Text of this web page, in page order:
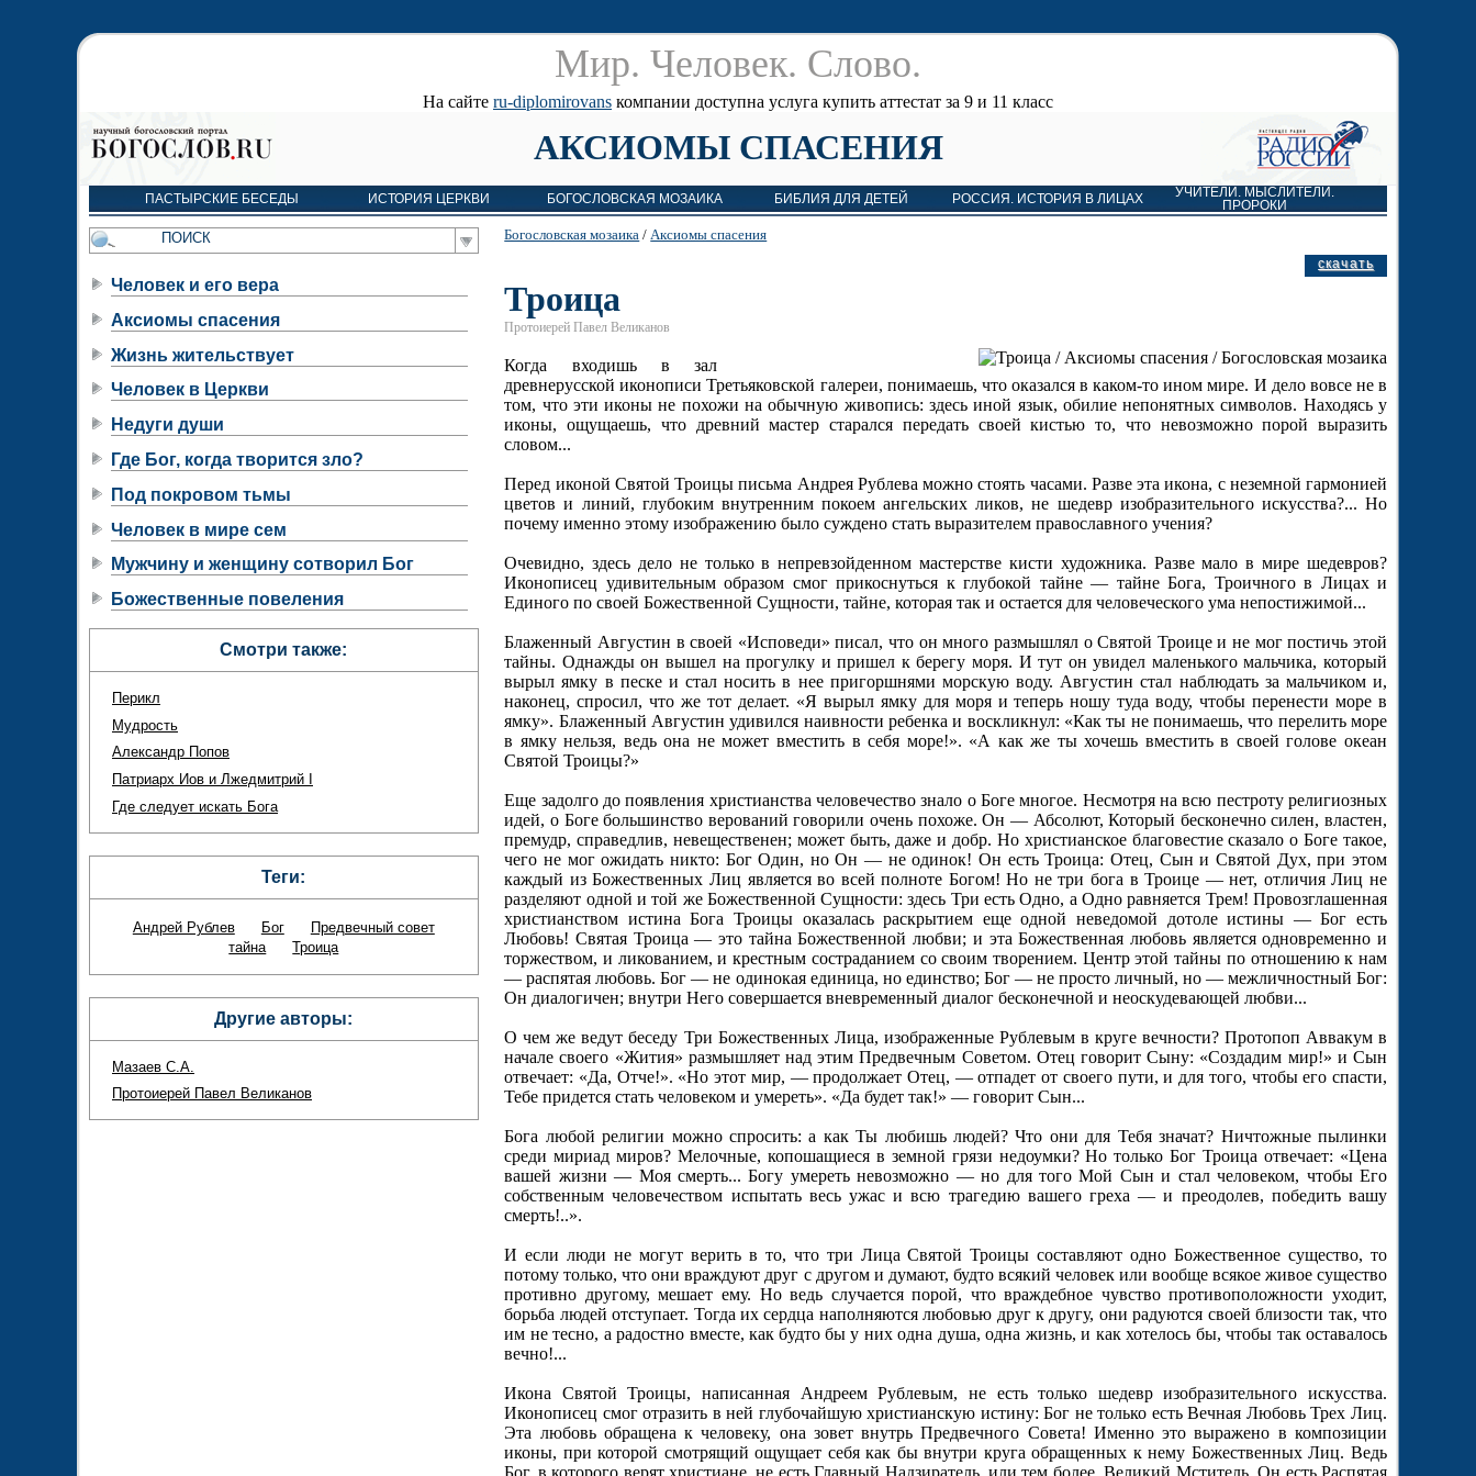
Мир. Человек. Cлово.
На сайте ru-diplomirovans компании доступна услуга купить аттестат за 9 и 11 класс
АКСИОМЫ СПАСЕНИЯ
ПАСТЫРСКИЕ БЕСЕДЫ ИСТОРИЯ ЦЕРКВИ БОГОСЛОВСКАЯ МОЗАИКА БИБЛИЯ ДЛЯ ДЕТЕЙ РОССИЯ. ИСТОРИЯ В ЛИЦАХ
УЧИТЕЛИ. МЫСЛИТЕЛИ.
ПРОРОКИ
скачать
Богословская мозаика /Аксиомы спасения
Троица
Протоиерей Павел Великанов
Когда входишь в зал
древнерусской иконописи Третьяковской галереи, понимаешь, что оказался в каком-то ином мире. И дело вовсе не в
том, что эти иконы не похожи на обычную живопись: здесь иной язык, обилие непонятных символов. Находясь у
иконы, ощущаешь, что древний мастер старался передать своей кистью то, что невозможно порой выразить
словом...
Перед иконой Святой Троицы письма Андрея Рублева можно стоять часами. Разве эта икона, с неземной гармонией
цветов и линий, глубоким внутренним покоем ангельских ликов, не шедевр изобразительного искусства?... Но
почему именно этому изображению было суждено стать выразителем православного учения?
Очевидно, здесь дело не только в непревзойденном мастерстве кисти художника. Разве мало в мире шедевров?
Иконописец удивительным образом смог прикоснуться к глубокой тайне — тайне Бога, Троичного в Лицах и
Единого по своей Божественной Сущности, тайне, которая так и остается для человеческого ума непостижимой...
Блаженный Августин в своей «Исповеди» писал, что он много размышлял о Святой Троице и не мог постичь этой
тайны. Однажды он вышел на прогулку и пришел к берегу моря. И тут он увидел маленького мальчика, который
вырыл ямку в песке и стал носить в нее пригоршнями морскую воду. Августин стал наблюдать за мальчиком и,
наконец, спросил, что же тот делает. «Я вырыл ямку для моря и теперь ношу туда воду, чтобы перенести море в
ямку». Блаженный Августин удивился наивности ребенка и воскликнул: «Как ты не понимаешь, что перелить море
в ямку нельзя, ведь она не может вместить в себя море!». «А как же ты хочешь вместить в своей голове океан
Святой Троицы?»
Еще задолго до появления христианства человечество знало о Боге многое. Несмотря на всю пестроту религиозных
идей, о Боге большинство верований говорили очень похоже. Он — Абсолют, Который бесконечно силен, властен,
премудр, справедлив, невещественен; может быть, даже и добр. Но христианское благовестие сказало о Боге такое,
чего не мог ожидать никто: Бог Один, но Он — не одинок! Он есть Троица: Отец, Сын и Святой Дух, при этом
каждый из Божественных Лиц является во всей полноте Богом! Но не три бога в Троице — нет, отличия Лиц не
разделяют одной и той же Божественной Сущности: здесь Три есть Одно, а Одно равняется Трем! Провозглашенная
христианством истина Бога Троицы оказалась раскрытием еще одной неведомой дотоле истины — Бог есть
Любовь! Святая Троица — это тайна Божественной любви; и эта Божественная любовь является одновременно и
торжеством, и ликованием, и крестным состраданием со своим творением. Центр этой тайны по отношению к нам
— распятая любовь. Бог — не одинокая единица, но единство; Бог — не просто личный, но — межличностный Бог:
Он диалогичен; внутри Него совершается вневременный диалог бесконечной и неоскудевающей любви...
О чем же ведут беседу Три Божественных Лица, изображенные Рублевым в круге вечности? Протопоп Аввакум в
начале своего «Жития» размышляет над этим Предвечным Советом. Отец говорит Сыну: «Создадим мир!» и Сын
отвечает: «Да, Отче!». «Но этот мир, — продолжает Отец, — отпадет от своего пути, и для того, чтобы его спасти,
Тебе придется стать человеком и умереть». «Да будет так!» — говорит Сын...
Бога любой религии можно спросить: а как Ты любишь людей? Что они для Тебя значат? Ничтожные пылинки
среди мириад миров? Мелочные, копошащиеся в земной грязи недоумки? Но только Бог Троица отвечает: «Цена
вашей жизни — Моя смерть... Богу умереть невозможно — но для того Мой Сын и стал человеком, чтобы Его
собственным человечеством испытать весь ужас и всю трагедию вашего греха — и преодолев, победить вашу
смерть!..».
И если люди не могут верить в то, что три Лица Святой Троицы составляют одно Божественное существо, то
потому только, что они враждуют друг с другом и думают, будто всякий человек или вообще всякое живое существо
противно другому, мешает ему. Но ведь случается порой, что враждебное чувство противоположности уходит,
борьба людей отступает. Тогда их сердца наполняются любовью друг к другу, они радуются своей близости так, что
им не тесно, а радостно вместе, как будто бы у них одна душа, одна жизнь, и как хотелось бы, чтобы так оставалось
вечно!...
Икона Святой Троицы, написанная Андреем Рублевым, не есть только шедевр изобразительного искусства.
Иконописец смог отразить в ней глубочайшую христианскую истину: Бог не только есть Вечная Любовь Трех Лиц.
Эта любовь обращена к человеку, она зовет внутрь Предвечного Совета! Именно это выражено в композиции
иконы, при которой смотрящий ощущает себя как бы внутри круга обращенных к нему Божественных Лиц. Ведь
Бог, в которого верят христиане, не есть Главный Надзиратель, или тем более, Великий Мститель. Он есть Распятая
Человек и его вера
Аксиомы спасения
Жизнь жительствует
Человек в Церкви
Недуги души
Где Бог, когда творится зло?
Под покровом тьмы
Человек в мире сем
Мужчину и женщину сотворил Бог
Божественные повеления
Смотри также:
Перикл
Мудрость
Александр Попов
Патриарх Иов и Лжедмитрий I
Где следует искать Бога
Теги:
Андрей Рублев Бог
Предвечный совет
тайна
Троица
Другие авторы:
Мазаев С.А.
Протоиерей Павел Великанов